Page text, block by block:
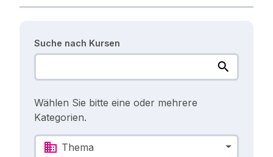
Suche nach Kursen
Wählen Sie bitte eine oder mehrere
Kategorien.
Thema